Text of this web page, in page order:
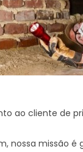
ao cliente de
nossa missão é